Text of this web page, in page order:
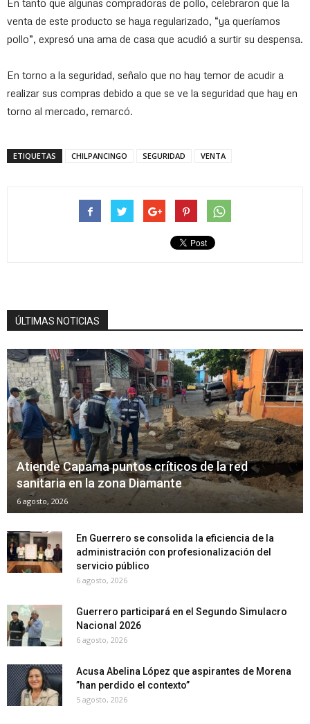
En tanto que algunas compradoras de pollo, celebraron que la
venta de este producto se haya regularizado, “ya queríamos
pollo”, expresó una ama de casa que acudió a surtir su despensa.
En torno a la seguridad, señalo que no hay temor de acudir a
realizar sus compras debido a que se ve la seguridad que hay en
torno al mercado, remarcó.
ETIQUETAS CHILPANCINGO SEGURIDAD VENTA
ÚLTIMAS NOTICIAS
Atiende Capama puntos críticos de la red
sanitaria en la zona Diamante
6 agosto, 2026
En Guerrero se consolida la eficiencia de la
administración con profesionalización del
servicio público
6 agosto, 2026
Guerrero participará en el Segundo Simulacro
Nacional 2026
6 agosto, 2026
Acusa Abelina López que aspirantes de Morena
”han perdido el contexto”
5 agosto, 2026